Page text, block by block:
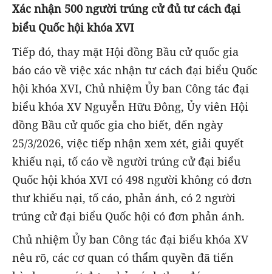
Xác nhận 500 người trúng cử đủ tư cách đại
biểu Quốc hội khóa XVI
Tiếp đó, thay mặt Hội đồng Bầu cử quốc gia
báo cáo về việc xác nhận tư cách đại biểu Quốc
hội khóa XVI, Chủ nhiệm Ủy ban Công tác đại
biểu khóa XV Nguyễn Hữu Đông, Ủy viên Hội
đồng Bầu cử quốc gia cho biết, đến ngày
25/3/2026, việc tiếp nhận xem xét, giải quyết
khiếu nại, tố cáo về người trúng cử đại biểu
Quốc hội khóa XVI có 498 người không có đơn
thư khiếu nại, tố cáo, phản ánh, có 2 người
trúng cử đại biểu Quốc hội có đơn phản ánh.
Chủ nhiệm Ủy ban Công tác đại biểu khóa XV
nêu rõ, các cơ quan có thẩm quyền đã tiến